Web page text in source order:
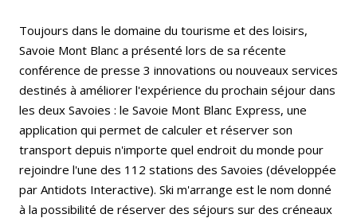
Toujours dans le domaine du tourisme et des loisirs,
Savoie Mont Blanc a présenté lors de sa récente
conférence de presse 3 innovations ou nouveaux services
destinés à améliorer l'expérience du prochain séjour dans
les deux Savoies : le Savoie Mont Blanc Express, une
application qui permet de calculer et réserver son
transport depuis n'importe quel endroit du monde pour
rejoindre l'une des 112 stations des Savoies (développée
par Antidots Interactive). Ski m'arrange est le nom donné
à la possibilité de réserver des séjours sur des créneaux